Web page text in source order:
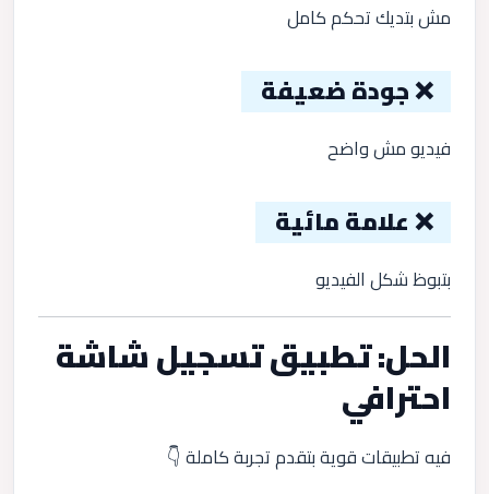
مش بتديك تحكم كامل
❌ جودة ضعيفة
فيديو مش واضح
❌ علامة مائية
بتبوظ شكل الفيديو
الحل: تطبيق تسجيل شاشة
احترافي
فيه تطبيقات قوية بتقدم تجربة كاملة 👇